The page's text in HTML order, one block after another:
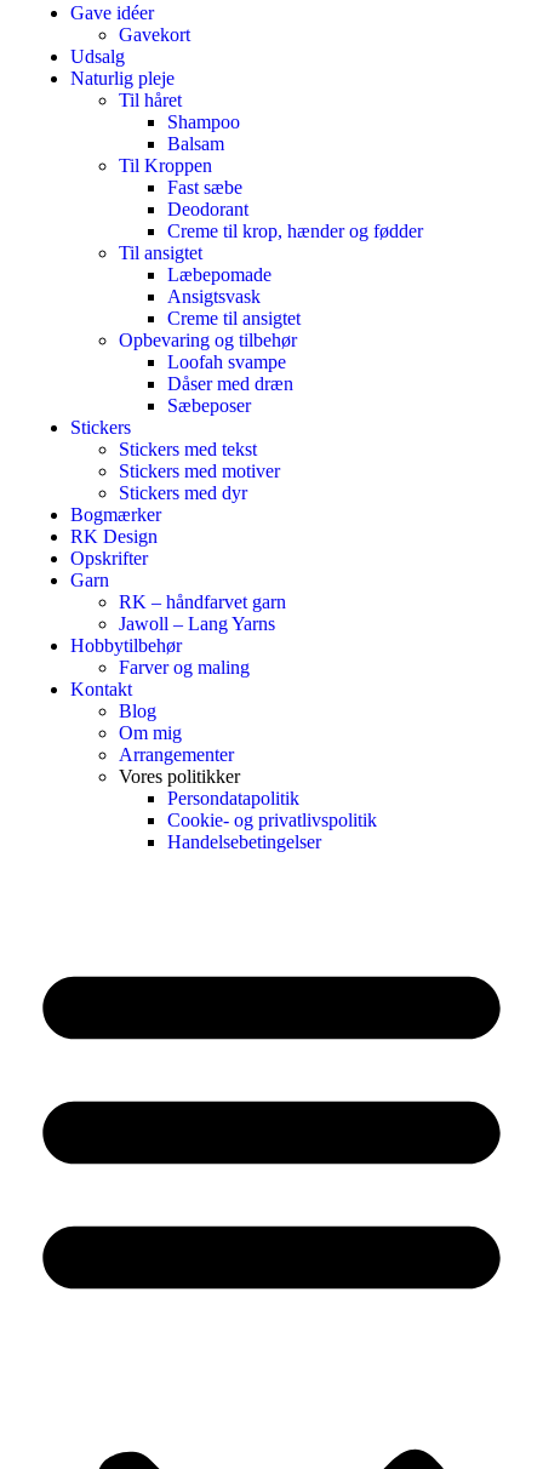
Gave idéer
Gavekort
Udsalg
Naturlig pleje
Til håret
Shampoo
Balsam
Til Kroppen
Fast sæbe
Deodorant
Creme til krop, hænder og fødder
Til ansigtet
Læbepomade
Ansigtsvask
Creme til ansigtet
Opbevaring og tilbehør
Loofah svampe
Dåser med dræn
Sæbeposer
Stickers
Stickers med tekst
Stickers med motiver
Stickers med dyr
Bogmærker
RK Design
Opskrifter
Garn
RK – håndfarvet garn
Jawoll – Lang Yarns
Hobbytilbehør
Farver og maling
Kontakt
Blog
Om mig
Arrangementer
Vores politikker
Persondatapolitik
Cookie- og privatlivspolitik
Handelsebetingelser